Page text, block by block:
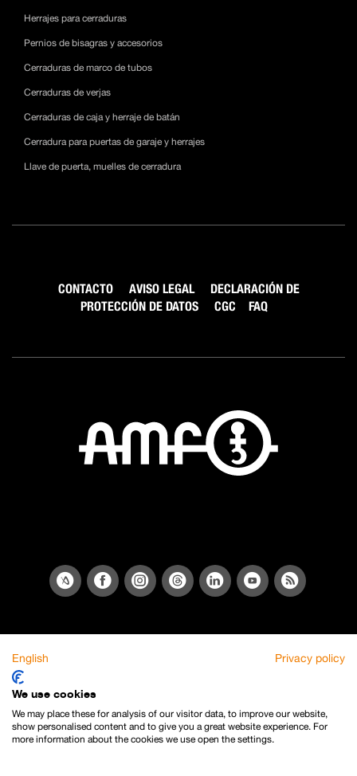
Herrajes para cerraduras
Pernios de bisagras y accesorios
Cerraduras de marco de tubos
Cerraduras de verjas
Cerraduras de caja y herraje de batán
Cerradura para puertas de garaje y herrajes
Llave de puerta, muelles de cerradura
CONTACTO AVISO LEGAL
DECLARACIÓN DE
PROTECCIÓN DE DATOS
CGC FAQ
English Privacy policy
We use cookies
We may place these for analysis of our visitor data, to improve our website,
show personalised content and to give you a great website experience. For
more information about the cookies we use open the settings.